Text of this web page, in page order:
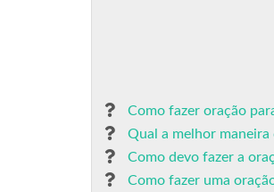
Como fazer oração
Qual a melhor maneira
Como devo fazer a
Como fazer uma